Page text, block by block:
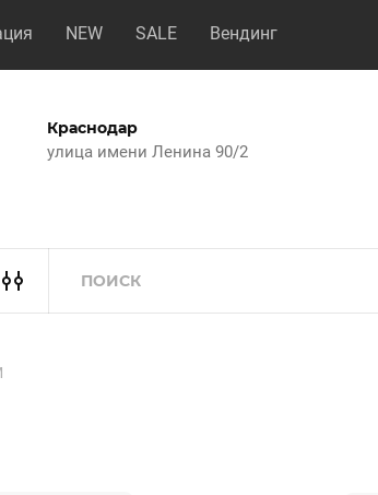
NEW SALE Вендинг
Краснодар
улица имени Ленина 90/2